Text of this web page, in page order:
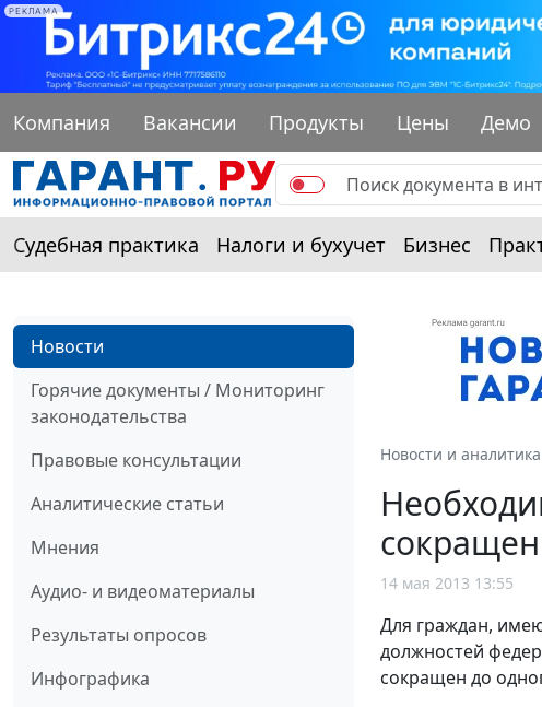
РЕКЛАМА
Компания Вакансии Продукты Цены Демо
Судебная практика Налоги и бухучет Бизнес
Новости
Горячие документы / Мониторинг
законодательства
Правовые консультации
Аналитические статьи
Мнения
Аудио- и видеоматериалы
Результаты опросов
Инфографика
Новости и аналитика
14 мая 2013 13:55
Для граждан,
должностей
сокращен до